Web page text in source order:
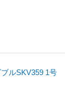
ルSKV359 1号